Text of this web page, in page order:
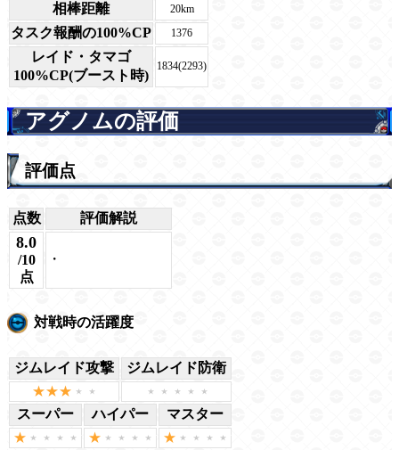
相棒距離 20km
タスク報酬の100%CP 1376
レイド・タマゴ
100%CP(ブースト時)
1834(2293)
アグノムの評価
評価点
点数 評価解説
8.0
/10
点
・
対戦時の活躍度
ジムレイド攻撃 ジムレイド防衛
スーパー ハイパー マスター